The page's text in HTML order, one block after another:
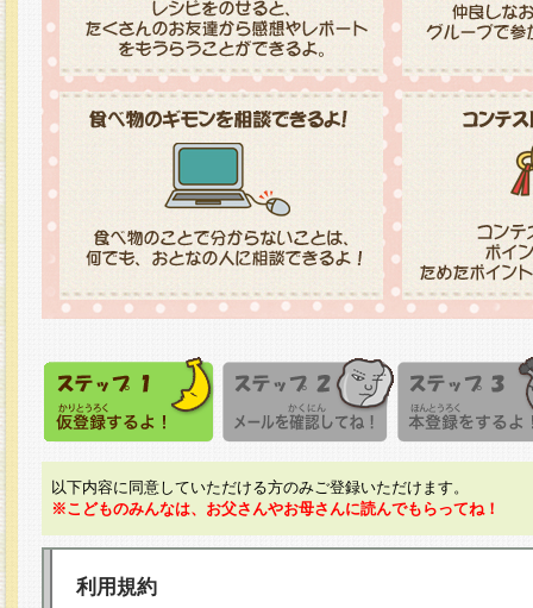
以下内容に同意していただける方のみご登録いただけます。
※こどものみんなは、お父さんやお母さんに読んでもらってね！
利用規約